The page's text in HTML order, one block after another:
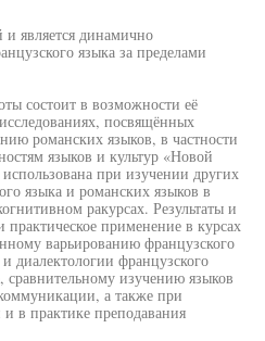
является динамично
языка за пределами
состоит в возможности её
посвящённых
романских языков, в частности
языков и культур «Новой
при изучении других
языка и романских языков в
ракурсах. Результаты и
применение в курсах
варьированию французского
диалектологии французского
сравнительному изучению языков
а также при
в практике преподавания